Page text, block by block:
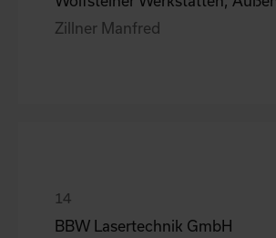
Zillner Manfred
BBW Lasertechnik GmbH